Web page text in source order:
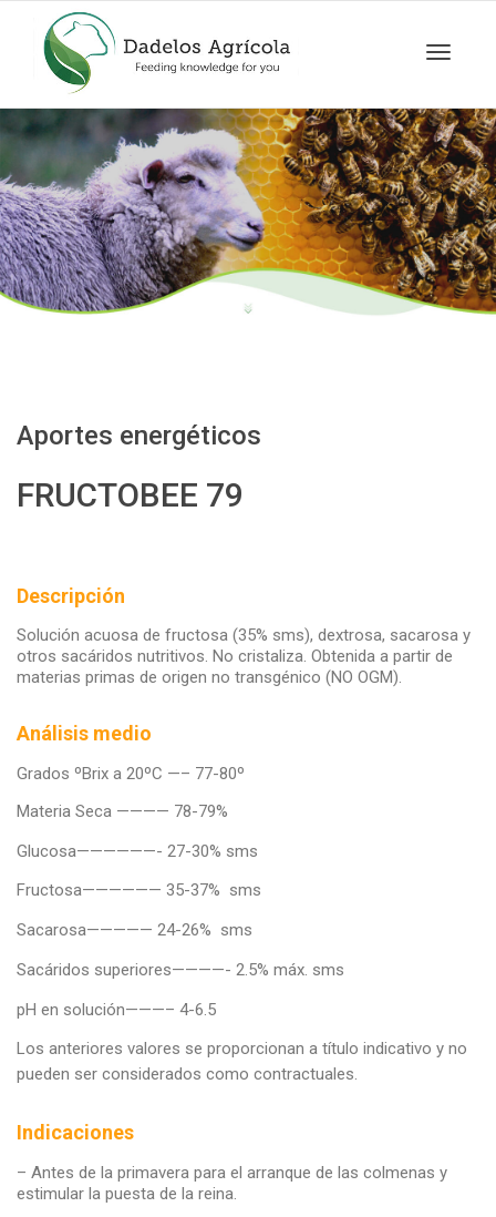
Aportes energéticos
FRUCTOBEE 79
Descripción
Solución acuosa de fructosa (35% sms), dextrosa, sacarosa y
otros sacáridos nutritivos. No cristaliza. Obtenida a partir de
materias primas de origen no transgénico (NO OGM).
Análisis medio
Grados ºBrix a 20ºC —– 77-80º
Materia Seca ———— 78-79%
Glucosa——————- 27-30% sms
Fructosa—————— 35-37% sms
Sacarosa————— 24-26% sms
Sacáridos superiores————- 2.5% máx. sms
pH en solución———– 4-6.5
Los anteriores valores se proporcionan a título indicativo y no
pueden ser considerados como contractuales.
Indicaciones
– Antes de la primavera para el arranque de las colmenas y
estimular la puesta de la reina.